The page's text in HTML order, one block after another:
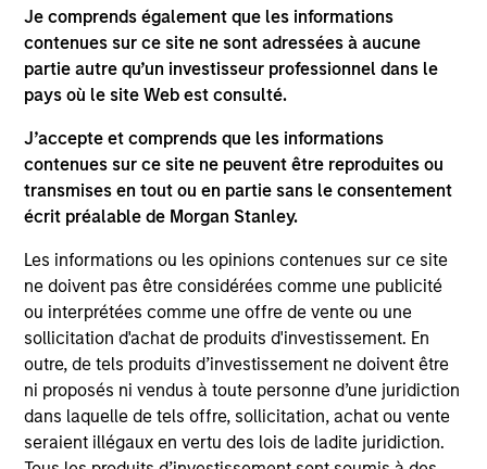
Je comprends également que les informations
contenues sur ce site ne sont adressées à aucune
partie autre qu’un investisseur professionnel dans le
pays où le site Web est consulté.
J’accepte et comprends que les informations
contenues sur ce site ne peuvent être reproduites ou
transmises en tout ou en partie sans le consentement
écrit préalable de Morgan Stanley.
Les informations ou les opinions contenues sur ce site
ne doivent pas être considérées comme une publicité
ou interprétées comme une offre de vente ou une
sollicitation d'achat de produits d'investissement. En
outre, de tels produits d’investissement ne doivent être
ni proposés ni vendus à toute personne d’une juridiction
dans laquelle de tels offre, sollicitation, achat ou vente
seraient illégaux en vertu des lois de ladite juridiction.
All investing involves risks, including a loss of principal.
Please refer to the strategy detail page for important
information on the strategy, including additional risk
Morgan Stanley